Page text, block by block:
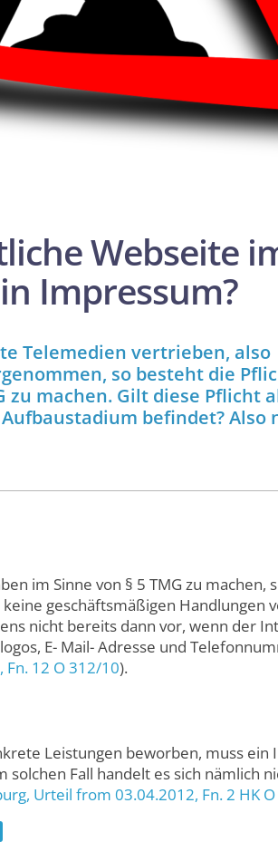
Webseite
Impressum?
Telemedien vertrieben, also
so besteht die
zu machen. Gilt diese Pflicht
befindet? Also
im Sinne von § 5 TMG zu machen,
geschäftsmäßigen Handlungen
nicht bereits dann vor, wenn der
E- Mail- Adresse und
Fn. 12 O 312/10).
Leistungen beworben, muss ein
Fall handelt es sich nämlich
, Urteil from 03.04.2012, Fn. 2 HK